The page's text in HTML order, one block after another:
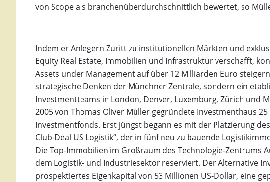
von Scope als branchenüberdurchschnittlich bewertet, so
Indem er Anlegern Zuritt zu institutionellen Märkten und
Equity Real Estate, Immobilien und Infrastruktur verschafft,
Assets under Management auf über 12 Milliarden Euro
strategische Denken der Münchner Zentrale, sondern ein
Investmentteams in London, Denver, Luxemburg, Zürich und
2005 von Thomas Oliver Müller gegründete Investmenthaus
Investmentfonds. Erst jüngst begann es mit der Platzierung
Club-Deal US Logistik“, der in fünf neu zu bauende
Die Top-Immobilien im Großraum des Technologie-Zentrums
dem Logistik- und Industriesektor reserviert. Der Alternative
prospektiertes Eigenkapital von 53 Millionen US-Dollar, eine